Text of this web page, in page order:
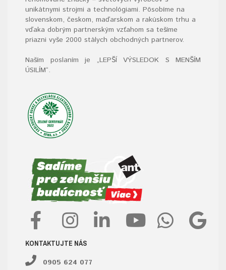
unikátnymi strojmi a technológiami. Pôsobíme na
slovenskom, českom, maďarskom a rakúskom trhu a
vďaka dobrým partnerským vzťahom sa tešíme
priazni vyše 2000 stálych obchodných partnerov.
Naším poslaním je „LEPŠÍ VÝSLEDOK S MENŠÍM
ÚSILÍM“.
KONTAKTUJTE NÁS
0905 624 077